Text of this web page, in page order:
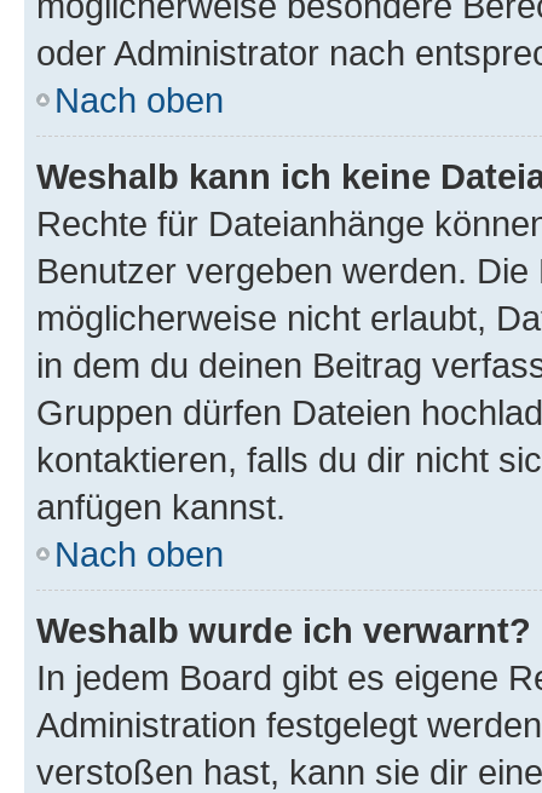
oder Administrator nach
Nach oben
Weshalb kann ich keine
Rechte für Dateianhänge
Benutzer vergeben werden.
möglicherweise nicht erlaubt,
in dem du deinen Beitrag
Gruppen dürfen Dateien
kontaktieren, falls du dir nicht
anfügen kannst.
Nach oben
Weshalb wurde ich verwarnt?
In jedem Board gibt es eigene
Administration festgelegt
verstoßen hast, kann sie dir